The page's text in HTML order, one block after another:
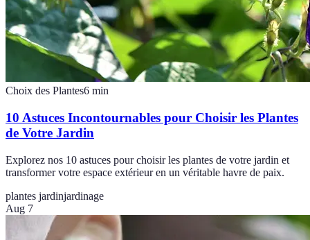
Choix des Plantes6 min
10 Astuces Incontournables pour Choisir les Plantes
de Votre Jardin
Explorez nos 10 astuces pour choisir les plantes de votre jardin et
transformer votre espace extérieur en un véritable havre de paix.
plantes jardinjardinage
Aug 7